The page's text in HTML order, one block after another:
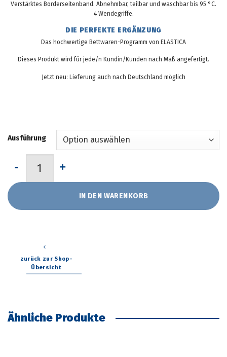
Verstärktes Borderseitenband. Abnehmbar, teilbar und waschbar bis 95 °C.
4 Wendegriffe.
DIE PERFEKTE ERGÄNZUNG
Das hochwertige Bettwaren-Programm von ELASTICA
Dieses Produkt wird für jede/n Kundin/Kunden nach Maß angefertigt.
Jetzt neu: Lieferung auch nach Deutschland möglich
Ausführung
IN DEN WARENKORB
zurück zur Shop-
Übersicht
Ähnliche Produkte